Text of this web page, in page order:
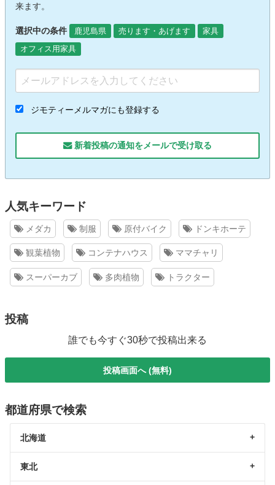
来ます。
選択中の条件 鹿児島県 売ります・あげます
家具
オフィス用家具
ジモティーメルマガにも登録する
新着投稿の通知をメールで受け取る
人気キーワード
メダカ 制服 原付バイク ドンキホーテ
観葉植物 コンテナハウス ママチャリ
スーパーカブ 多肉植物 トラクター
投稿
誰でも今すぐ30秒で投稿出来る
投稿画面へ (無料)
都道府県で検索
北海道
東北